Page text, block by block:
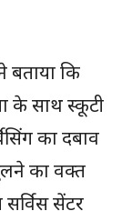
कि
के साथ स्कूटी
का दबाव
का वक्त
सेंटर